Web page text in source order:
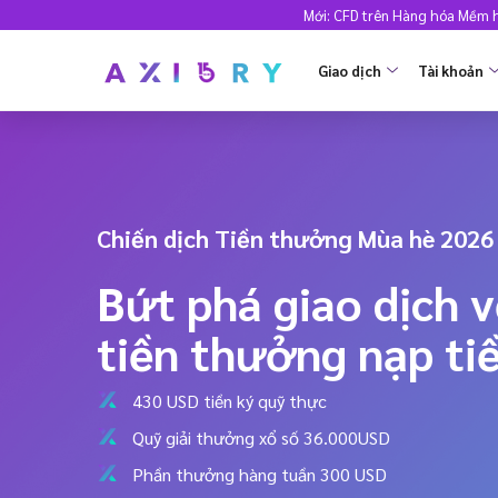
Mới: CFD trên Hàng hóa
Giao dịch
Forex
Vàng và kim loại
Dầu và năng lượng
CFD chỉ số
Tài khoản
So sánh
Tài khoản
Tài khoản
Tài khoản
Chiến dịch Tiền thưởng Mùa hè 2026
Bứt phá giao dịch
tiền thưởng nạp
430 USD tiền ký quỹ thực
Quỹ giải thưởng xổ số 36.000USD
Phần thưởng hàng tuần 300 USD